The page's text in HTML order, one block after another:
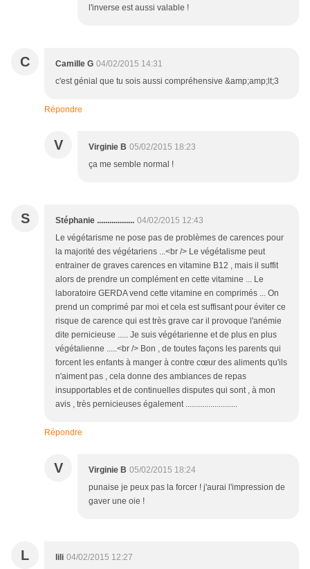
l'inverse est aussi valable !
C Camille G 04/02/2015 14:31
c'est génial que tu sois aussi compréhensive &amp;amp;lt;3
Répondre
V Virginie B 05/02/2015 18:23
ça me semble normal !
S Stéphanie .................. 04/02/2015 12:43
Le végétarisme ne pose pas de problèmes de carences pour
la majorité des végétariens ...<br /> Le végétalisme peut
entrainer de graves carences en vitamine B12 , mais il suffit
alors de prendre un complément en cette vitamine ... Le
laboratoire GERDA vend cette vitamine en comprimés ... On
prend un comprimé par moi et cela est suffisant pour éviter ce
risque de carence qui est très grave car il provoque l'anémie
dite pernicieuse ..... Je suis végétarienne et de plus en plus
végétalienne .....<br /> Bon , de toutes façons les parents qui
forcent les enfants à manger à contre cœur des aliments qu'ils
n'aiment pas , cela donne des ambiances de repas
insupportables et de continuelles disputes qui sont , à mon
avis , très pernicieuses également .........................
Répondre
V Virginie B 05/02/2015 18:24
punaise je peux pas la forcer ! j'aurai l'impression de
gaver une oie !
L lili 04/02/2015 12:27